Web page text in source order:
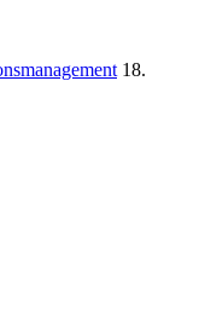
18.